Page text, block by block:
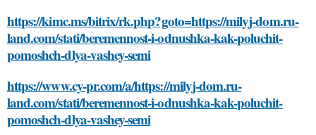
https://kimc.ms/bitrix/rk.php?goto=https://milyj-dom.ru-
land.com/stati/beremennost-i-odnushka-kak-poluchit-
pomoshch-dlya-vashey-semi
https://www.cy-pr.com/a/https://milyj-dom.ru-
land.com/stati/beremennost-i-odnushka-kak-poluchit-
pomoshch-dlya-vashey-semi